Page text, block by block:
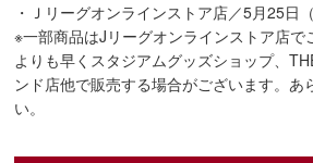
・Ｊリーグオンラインストア店／5月25日
※一部商品はJリーグオンラインストア店で
よりも早くスタジアムグッズショップ、
ンド店他で販売する場合がございます。あ
い。